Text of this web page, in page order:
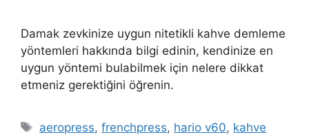
Damak zevkinize uygun nitetikli kahve demleme
yöntemleri hakkında bilgi edinin, kendinize en
uygun yöntemi bulabilmek için nelere dikkat
etmeniz gerektiğini öğrenin.
Etiketler
aeropress,frenchpress, hario v60, kahve